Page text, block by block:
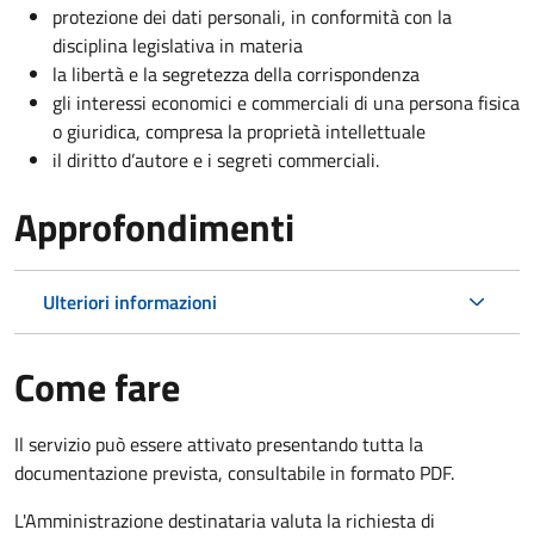
protezione dei dati personali, in conformità con la
disciplina legislativa in materia
la libertà e la segretezza della corrispondenza
gli interessi economici e commerciali di una persona fisica
o giuridica, compresa la proprietà intellettuale
il diritto d’autore e i segreti commerciali.
Approfondimenti
Ulteriori informazioni
Come fare
Il servizio può essere attivato presentando tutta la
documentazione prevista, consultabile in formato PDF.
L'Amministrazione destinataria valuta la richiesta di